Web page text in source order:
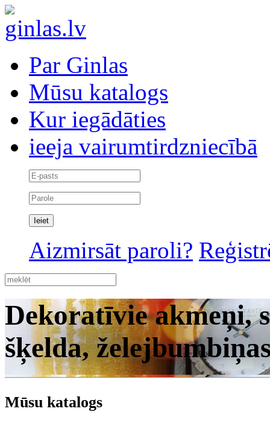
Par Ginlas
Mūsu katalogs
Kur iegādāties
ieeja vairumtirdzniecībā
Aizmirsāt paroli?
Dekoratīvie akmeņi,
šķelda,
Mūsu katalogs